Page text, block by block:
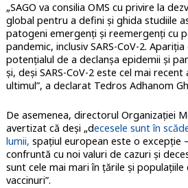
„SAGO va consilia OMS cu privire la
global pentru a defini și ghida studiile
patogeni emergenți și reemergenți cu
pandemic, inclusiv SARS-CoV-2.
potențialul de a declanșa epidemii și
și, deși SARS-CoV-2 este cel mai
ultimul”, a declarat Tedros Adhanom
De asemenea, directorul Organizației
avertizat că deși „decesele sunt în
lumii, spațiul european este o excepție
confruntă cu noi valuri de cazuri și
sunt cele mai mari în țările și populațiile
vaccinuri”.